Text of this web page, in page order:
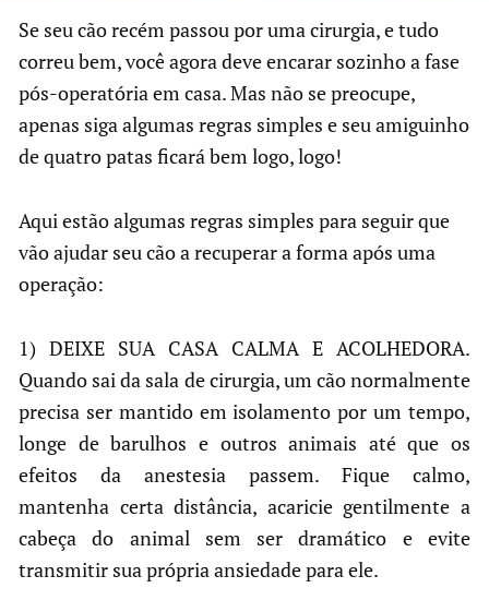
Se seu cão recém passou por uma cirurgia, e tudo
correu bem, você agora deve encarar sozinho a fase
pós-operatória em casa. Mas não se preocupe,
apenas siga algumas regras simples e seu amiguinho
de quatro patas ficará bem logo, logo!
Aqui estão algumas regras simples para seguir que
vão ajudar seu cão a recuperar a forma após uma
operação:
1) DEIXE SUA CASA CALMA E ACOLHEDORA.
Quando sai da sala de cirurgia, um cão normalmente
precisa ser mantido em isolamento por um tempo,
longe de barulhos e outros animais até que os
efeitos da anestesia passem. Fique calmo,
mantenha certa distância, acaricie gentilmente a
cabeça do animal sem ser dramático e evite
transmitir sua própria ansiedade para ele.